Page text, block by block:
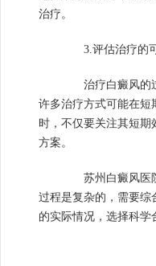
治疗。
3.评估治疗的
治疗白癜风的过
许多治疗方式可能在短
时，不仅要关注其短
方案。
苏州白癜风医院
过程是复杂的，需要综
的实际情况，选择科